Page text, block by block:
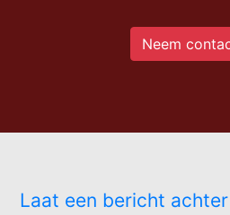
Neem
Laat een bericht